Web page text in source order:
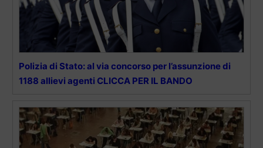
Polizia di Stato: al via concorso per l’assunzione di
1188 allievi agenti CLICCA PER IL BANDO